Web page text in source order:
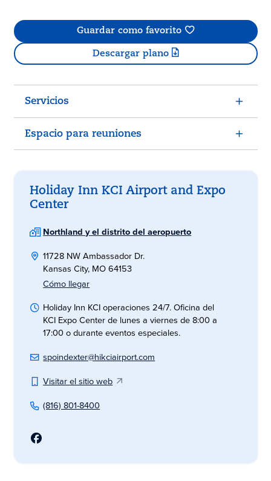
Guardar como favorito
Descargar plano
Servicios
Espacio para reuniones
Holiday Inn KCI Airport and Expo
Center
Northland y el distrito del aeropuerto
11728 NW Ambassador Dr.
Kansas City, MO 64153
Cómo llegar
Holiday Inn KCI operaciones 24/7. Oficina del
KCI Expo Center de lunes a viernes de 8:00 a
17:00 o durante eventos especiales.
spoindexter@hikciairport.com
Visitar el sitio web
(816) 801-8400